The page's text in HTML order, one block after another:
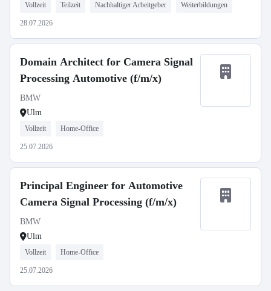
Vollzeit Teilzeit Nachhaltiger Arbeitgeber Weiterbildungen
28.07.2026
Domain Architect for Camera Signal
Processing Automotive (f/m/x)
BMW
Ulm
Vollzeit Home-Office
25.07.2026
Principal Engineer for Automotive
Camera Signal Processing (f/m/x)
BMW
Ulm
Vollzeit Home-Office
25.07.2026